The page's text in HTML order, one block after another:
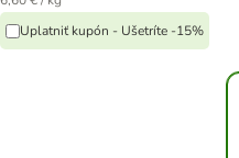
Uplatniť kupón - Ušetríte -15%